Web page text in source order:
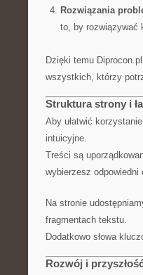
Rozwiązania
to, by rozwiązywać
Dzięki temu
wszystkich, którzy
Struktura strony i
Aby ułatwić
intuicyjne.
Treści są
wybierzesz odpowiedni
Na stronie
fragmentach tekstu.
Dodatkowo słowa
Rozwój i